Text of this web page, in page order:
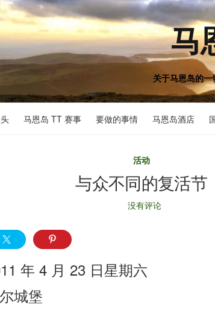
马
关于马恩岛的
马恩岛 TT 赛事 要做的事情 马恩岛酒店
活动
与众不同的复活节
没有评论
年 4 月 23 日星期六
城堡